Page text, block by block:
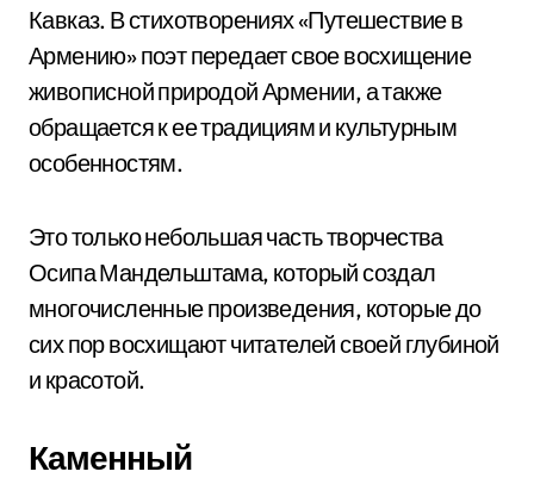
Кавказ. В стихотворениях «Путешествие в
Армению» поэт передает свое восхищение
живописной природой Армении, а также
обращается к ее традициям и культурным
особенностям.
Это только небольшая часть творчества
Осипа Мандельштама, который создал
многочисленные произведения, которые до
сих пор восхищают читателей своей глубиной
и красотой.
Каменный